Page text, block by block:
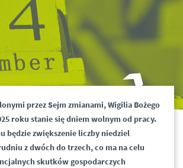
przez Sejm zmianami, Wigilia Bożego
roku stanie się dniem wolnym od pracy.
będzie zwiększenie liczby niedziel
z dwóch do trzech, co ma na celu
skutków gospodarczych